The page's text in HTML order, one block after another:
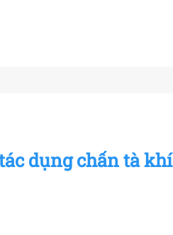
dụng chấn tà khí